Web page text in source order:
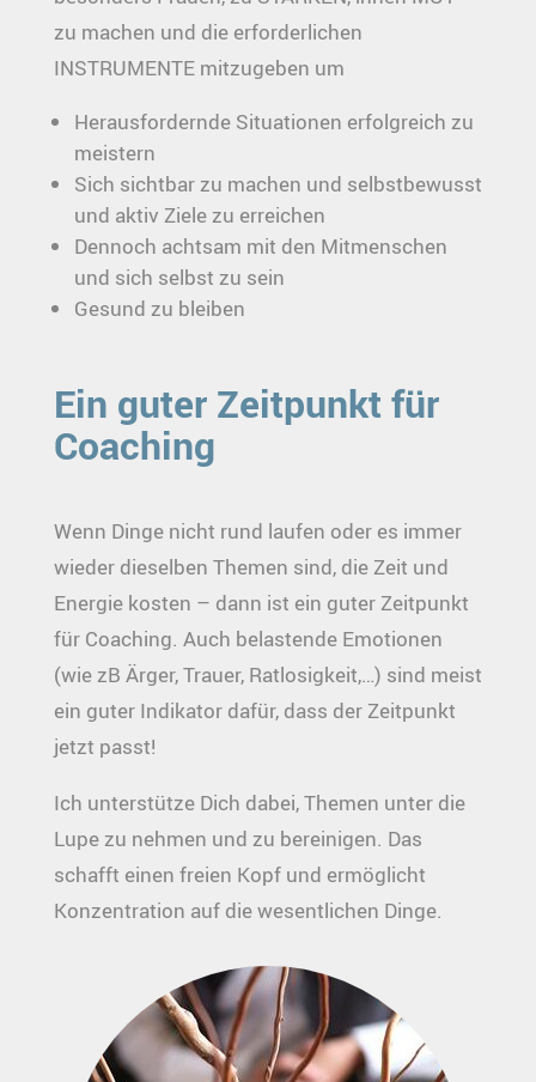
zu machen und die erforderlichen
INSTRUMENTE mitzugeben um
Herausfordernde Situationen erfolgreich zu
meistern
Sich sichtbar zu machen und selbstbewusst
und aktiv Ziele zu erreichen
Dennoch achtsam mit den Mitmenschen
und sich selbst zu sein
Gesund zu bleiben
Ein guter Zeitpunkt für
Coaching
Wenn Dinge nicht rund laufen oder es immer
wieder dieselben Themen sind, die Zeit und
Energie kosten – dann ist ein guter Zeitpunkt
für Coaching. Auch belastende Emotionen
(wie zB Ärger, Trauer, Ratlosigkeit,…) sind meist
ein guter Indikator dafür, dass der Zeitpunkt
jetzt passt!
Ich unterstütze Dich dabei, Themen unter die
Lupe zu nehmen und zu bereinigen. Das
schafft einen freien Kopf und ermöglicht
Konzentration auf die wesentlichen Dinge.